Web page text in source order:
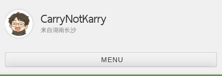
CarryNotKarry
来自湖南长沙
MENU